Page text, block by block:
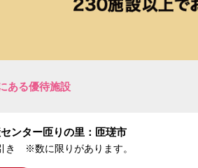
ある優待施設
ンター匝りの里：匝瑳市
き ※数に限りがあります。